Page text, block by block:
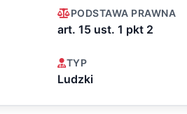
PODSTAWA PRAWNA
art. 15 ust. 1 pkt 2
TYP
Ludzki